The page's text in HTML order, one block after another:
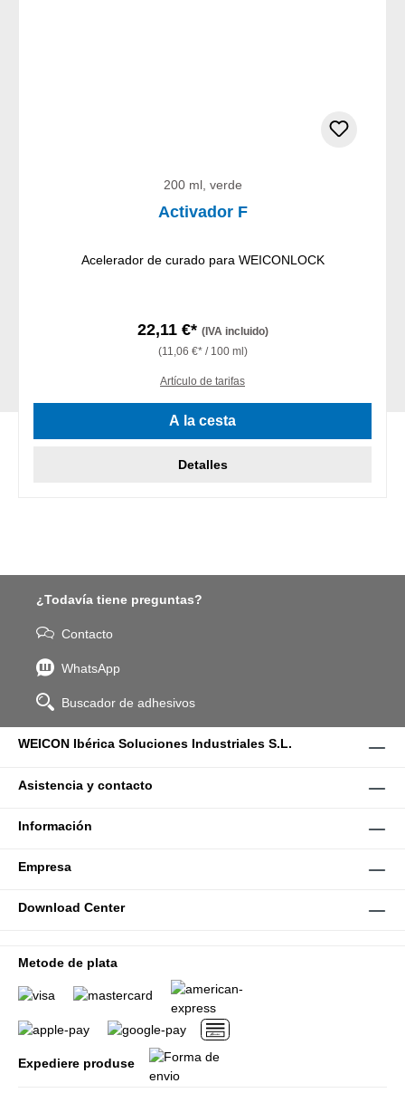
200 ml, verde
Activador F
Acelerador de curado para WEICONLOCK
22,11 €* (IVA incluido)
(11,06 €* / 100 ml)
Artículo de tarifas
A la cesta
Detalles
¿Todavía tiene preguntas?
Contacto
WhatsApp
Buscador de adhesivos
WEICON Ibérica Soluciones Industriales S.L.
Asistencia y contacto
Información
Empresa
Download Center
Metode de plata
Expediere produse